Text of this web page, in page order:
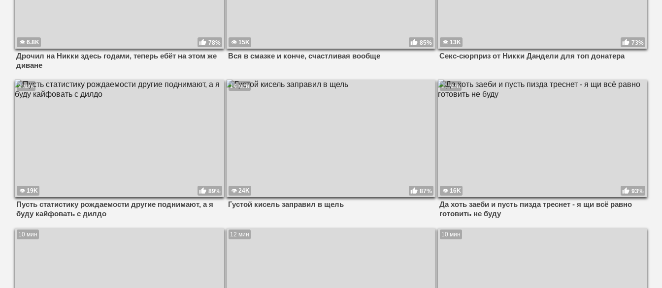
6.8K 78%
Дрочил на Никки здесь годами, теперь ебёт на этом же
диване
15K 85%
Вся в смазке и конче, счастливая вообще
13K 73%
Секс-сюрприз от Никки Дандели для топ донатера
9 мин
19K 89%
Пусть статистику рождаемости другие поднимают, а я
буду кайфовать с дилдо
14 мин
24K 87%
Густой кисель заправил в щель
11 мин
16K 93%
Да хоть заеби и пусть пизда треснет - я щи всё равно
готовить не буду
10 мин 12 мин 10 мин